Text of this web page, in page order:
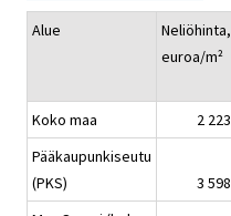
Alue
Neliöhinta,
euroa/m²
Koko maa
2 223
Pääkaupunkiseutu
(PKS)
3 598